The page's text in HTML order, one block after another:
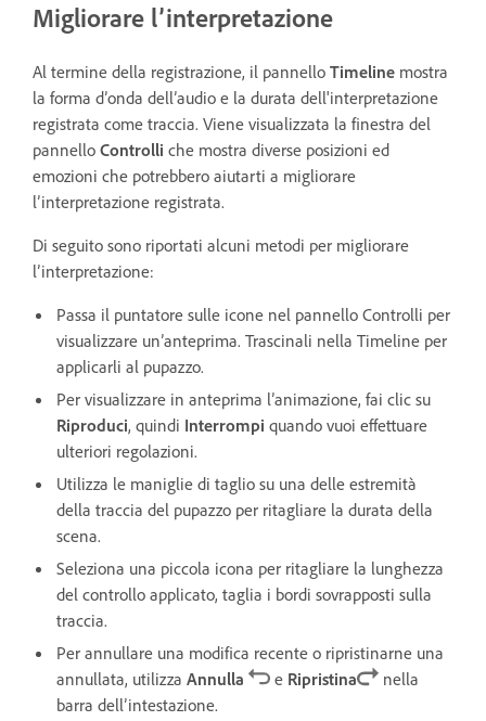
Migliorare l’interpretazione
Al termine della registrazione, il pannello Timeline mostra
la forma d’onda dell’audio e la durata dell'interpretazione
registrata come traccia. Viene visualizzata la finestra del
pannello Controlli che mostra diverse posizioni ed
emozioni che potrebbero aiutarti a migliorare
l’interpretazione registrata.
Di seguito sono riportati alcuni metodi per migliorare
l’interpretazione:
Passa il puntatore sulle icone nel pannello Controlli per
visualizzare un’anteprima. Trascinali nella Timeline per
applicarli al pupazzo.
Per visualizzare in anteprima l’animazione, fai clic su
Riproduci, quindi Interrompi quando vuoi effettuare
ulteriori regolazioni.
Utilizza le maniglie di taglio su una delle estremità
della traccia del pupazzo per ritagliare la durata della
scena.
Seleziona una piccola icona per ritagliare la lunghezza
del controllo applicato, taglia i bordi sovrapposti sulla
traccia.
Per annullare una modifica recente o ripristinarne una
annullata, utilizza Annulla e Ripristina
nella
barra dell’intestazione.